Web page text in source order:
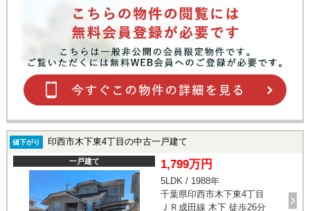
値下がり 印西市木下東4丁目の中古一戸建て
一戸建て 1,799万円
5LDK / 1988年
千葉県印西市木下東4丁目
ＪＲ成田線 木下 徒歩26分